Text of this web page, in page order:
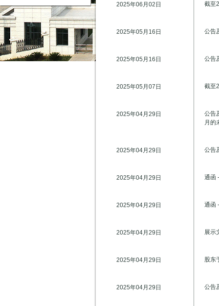
2025年06月02日 截至
2025年05月16日 公告
2025年05月16日 公告
2025年05月07日 截至
2025年04月29日
公告
月的
2025年04月29日 公告
2025年04月29日 通函
2025年04月29日 通函
2025年04月29日 展示
2025年04月29日 股东
2025年04月29日 公告